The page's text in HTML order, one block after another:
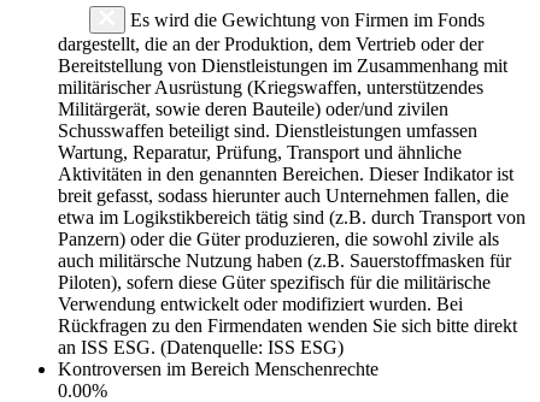
Es wird die Gewichtung von Firmen im Fonds
dargestellt, die an der Produktion, dem Vertrieb oder der
Bereitstellung von Dienstleistungen im Zusammenhang mit
militärischer Ausrüstung (Kriegswaffen, unterstützendes
Militärgerät, sowie deren Bauteile) oder/und zivilen
Schusswaffen beteiligt sind. Dienstleistungen umfassen
Wartung, Reparatur, Prüfung, Transport und ähnliche
Aktivitäten in den genannten Bereichen. Dieser Indikator ist
breit gefasst, sodass hierunter auch Unternehmen fallen, die
etwa im Logikstikbereich tätig sind (z.B. durch Transport von
Panzern) oder die Güter produzieren, die sowohl zivile als
auch militärsche Nutzung haben (z.B. Sauerstoffmasken für
Piloten), sofern diese Güter spezifisch für die militärische
Verwendung entwickelt oder modifiziert wurden. Bei
Rückfragen zu den Firmendaten wenden Sie sich bitte direkt
an ISS ESG. (Datenquelle: ISS ESG)
Kontroversen im Bereich Menschenrechte
0.00%